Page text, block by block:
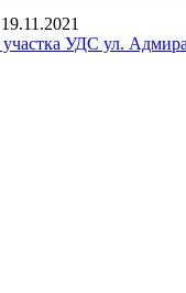
19.11.2021
участка УДС ул.